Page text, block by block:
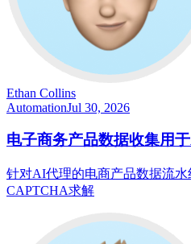
Ethan Collins
AutomationJul 30, 2026
电子商务产品数据收集用
针对AI代理的电商产品数据流
CAPTCHA求解